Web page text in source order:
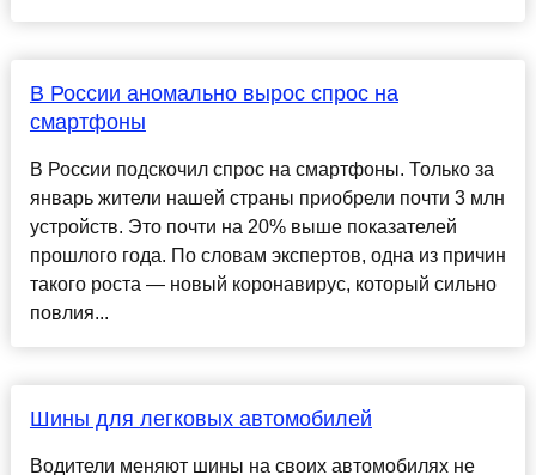
В России аномально вырос спрос на
смартфоны
В России подскочил спрос на смартфоны. Только за
январь жители нашей страны приобрели почти 3 млн
устройств. Это почти на 20% выше показателей
прошлого года. По словам экспертов, одна из причин
такого роста — новый коронавирус, который сильно
повлия...
Шины для легковых автомобилей
Водители меняют шины на своих автомобилях не